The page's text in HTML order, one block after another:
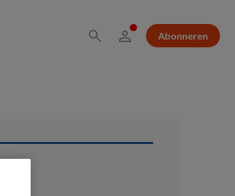
Abonneren